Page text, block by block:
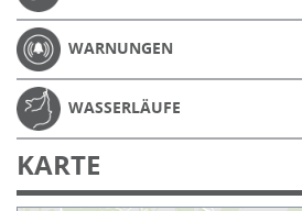
WARNUNGEN
WASSERLÄUFE
KARTE